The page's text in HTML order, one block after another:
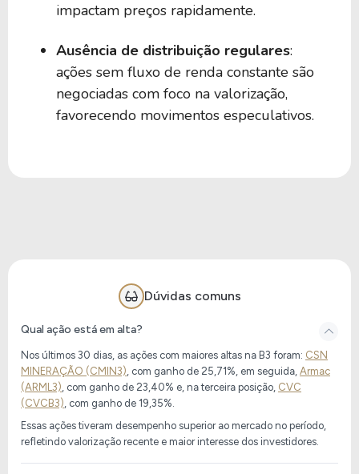
impactam preços rapidamente.
Ausência de distribuição regulares:
ações sem fluxo de renda constante são
negociadas com foco na valorização,
favorecendo movimentos especulativos.
Dúvidas comuns
Qual ação está em alta?
Nos últimos 30 dias, as ações com maiores altas na B3 foram: CSN
MINERAÇÃO (CMIN3) , com ganho de 25,71% , em seguida, Armac
(ARML3) , com ganho de 23,40% e, na terceira posição, CVC
(CVCB3) , com ganho de 19,35%
Essas ações tiveram desempenho superior ao mercado no período,
refletindo valorização recente e maior interesse dos investidores.